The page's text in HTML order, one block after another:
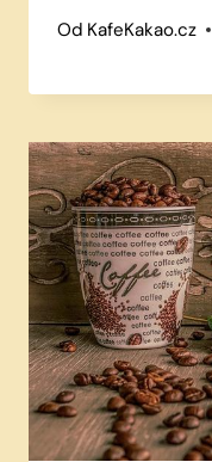
Od KafeKakao.cz